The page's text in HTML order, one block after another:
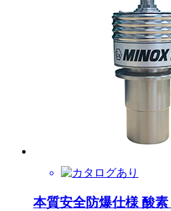
本質安全防爆仕様 酸